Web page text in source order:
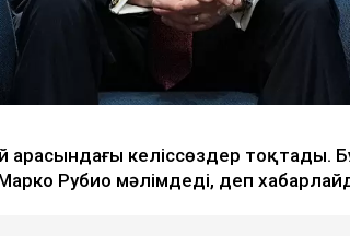
арасындағы келіссөздер тоқтады.
Рубио мәлімдеді, деп